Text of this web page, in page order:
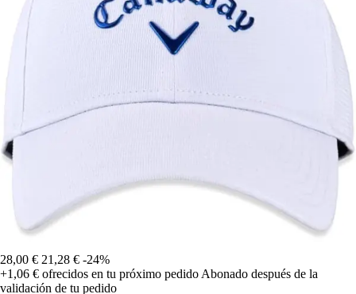
28,00 € 21,28 € -24%
+1,06 € ofrecidos en tu próximo pedido Abonado después de la
validación de tu pedido